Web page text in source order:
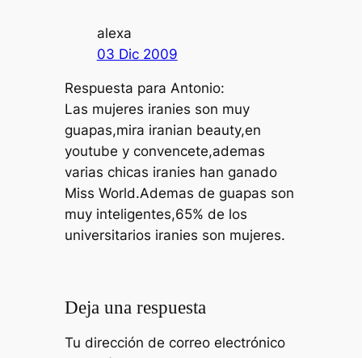
alexa
03 Dic 2009
Respuesta para Antonio:
Las mujeres iranies son muy
guapas,mira iranian beauty,en
youtube y convencete,ademas
varias chicas iranies han ganado
Miss World.Ademas de guapas son
muy inteligentes,65% de los
universitarios iranies son mujeres.
Deja una respuesta
Tu dirección de correo electrónico